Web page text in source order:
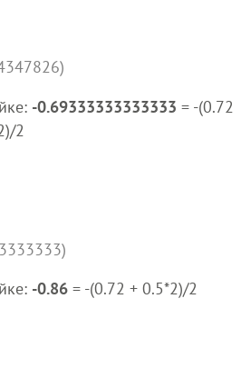
-0.69333333333333 = -(0.72
2
-0.86 = -(0.72 + 0.5*2)/2